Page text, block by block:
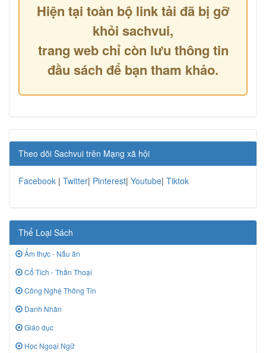
Hiện tại toàn bộ link tải đã bị gỡ
khỏi sachvui,
trang web chỉ còn lưu thông tin
đầu sách để bạn tham khảo.
Theo dõi Sachvui trên Mạng xã hội
Facebook | Twitter| Pinterest| Youtube| Tiktok
Thể Loại Sách
Ẩm thực - Nấu ăn
Cổ Tích - Thần Thoại
Công Nghệ Thông Tin
Danh Nhân
Giáo dục
Học Ngoại Ngữ